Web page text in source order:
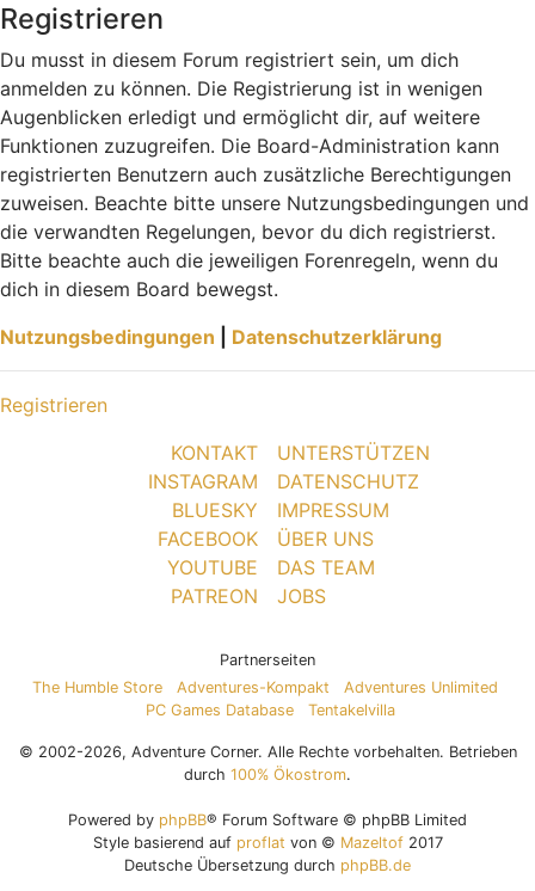
Registrieren
Du musst in diesem Forum registriert sein, um dich
anmelden zu können. Die Registrierung ist in wenigen
Augenblicken erledigt und ermöglicht dir, auf weitere
Funktionen zuzugreifen. Die Board-Administration kann
registrierten Benutzern auch zusätzliche Berechtigungen
zuweisen. Beachte bitte unsere Nutzungsbedingungen und
die verwandten Regelungen, bevor du dich registrierst.
Bitte beachte auch die jeweiligen Forenregeln, wenn du
dich in diesem Board bewegst.
Nutzungsbedingungen
Datenschutzerklärung
Registrieren
KONTAKT
INSTAGRAM
BLUESKY
FACEBOOK
YOUTUBE
PATREON
UNTERSTÜTZEN
DATENSCHUTZ
IMPRESSUM
ÜBER UNS
DAS TEAM
JOBS
Partnerseiten
The Humble Store
Adventures-Kompakt
Adventures Unlimited
PC Games Database
Tentakelvilla
© 2002-2026, Adventure Corner. Alle Rechte vorbehalten. Betrieben
durch 100% Ökostrom.
Powered by phpBB® Forum Software © phpBB Limited
Style basierend auf proflat von © Mazeltof2017
Deutsche Übersetzung durch phpBB.de